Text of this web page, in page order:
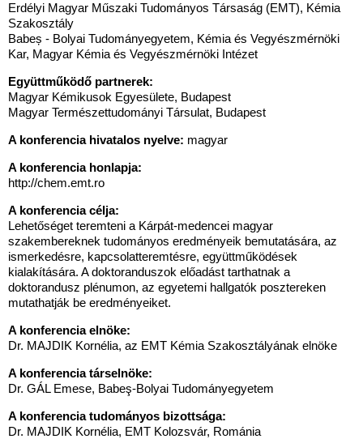
Erdélyi Magyar Műszaki Tudományos Társaság (EMT), Kémia
Szakosztály
Babeș - Bolyai Tudományegyetem, Kémia és Vegyészmérnöki
Kar, Magyar Kémia és Vegyészmérnöki Intézet
Együttműködő partnerek:
Magyar Kémikusok Egyesülete, Budapest
Magyar Természettudományi Társulat, Budapest
A konferencia hivatalos nyelve: magyar
A konferencia honlapja:
http://chem.emt.ro
A konferencia célja:
Lehetőséget teremteni a Kárpát-medencei magyar
szakembereknek tudományos eredményeik bemutatására, az
ismerkedésre, kapcsolatteremtésre, együttműködések
kialakítására. A doktoranduszok előadást tarthatnak a
doktorandusz plénumon, az egyetemi hallgatók posztereken
mutathatják be eredményeiket.
A konferencia elnöke:
Dr. MAJDIK Kornélia, az EMT Kémia Szakosztályának elnöke
A konferencia társelnöke:
Dr. GÁL Emese, Babeş-Bolyai Tudományegyetem
A konferencia tudományos bizottsága:
Dr. MAJDIK Kornélia, EMT Kolozsvár, Románia